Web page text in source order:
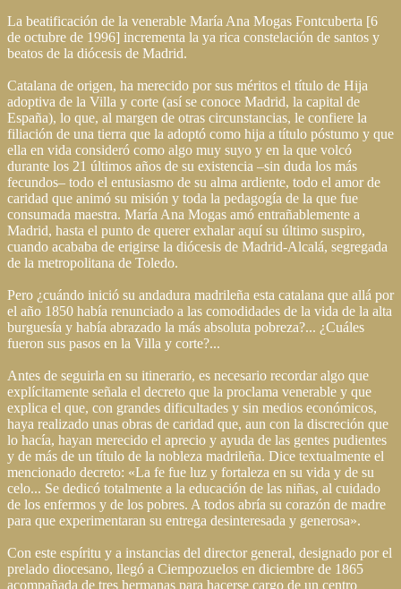
La beatificación de la venerable María Ana Mogas Fontcuberta [6
de octubre de 1996] incrementa la ya rica constelación de santos y
beatos de la diócesis de Madrid.
Catalana de origen, ha merecido por sus méritos el título de Hija
adoptiva de la Villa y corte (así se conoce Madrid, la capital de
España), lo que, al margen de otras circunstancias, le confiere la
filiación de una tierra que la adoptó como hija a título póstumo y que
ella en vida consideró como algo muy suyo y en la que volcó
durante los 21 últimos años de su existencia –sin duda los más
fecundos– todo el entusiasmo de su alma ardiente, todo el amor de
caridad que animó su misión y toda la pedagogía de la que fue
consumada maestra. María Ana Mogas amó entrañablemente a
Madrid, hasta el punto de querer exhalar aquí su último suspiro,
cuando acababa de erigirse la diócesis de Madrid-Alcalá, segregada
de la metropolitana de Toledo.
Pero ¿cuándo inició su andadura madrileña esta catalana que allá por
el año 1850 había renunciado a las comodidades de la vida de la alta
burguesía y había abrazado la más absoluta pobreza?... ¿Cuáles
fueron sus pasos en la Villa y corte?...
Antes de seguirla en su itinerario, es necesario recordar algo que
explícitamente señala el decreto que la proclama venerable y que
explica el que, con grandes dificultades y sin medios económicos,
haya realizado unas obras de caridad que, aun con la discreción que
lo hacía, hayan merecido el aprecio y ayuda de las gentes pudientes
y de más de un título de la nobleza madrileña. Dice textualmente el
mencionado decreto: «La fe fue luz y fortaleza en su vida y de su
celo... Se dedicó totalmente a la educación de las niñas, al cuidado
de los enfermos y de los pobres. A todos abría su corazón de madre
para que experimentaran su entrega desinteresada y generosa».
Con este espíritu y a instancias del director general, designado por el
prelado diocesano, llegó a Ciempozuelos en diciembre de 1865
acompañada de tres hermanas para hacerse cargo de un centro